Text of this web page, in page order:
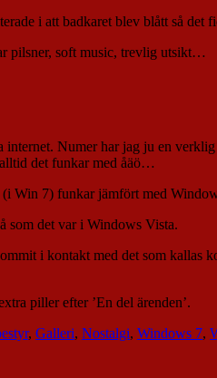
i att badkaret blev blått så
pilsner, soft music, trevlig utsikt…
Numer har jag ju en
det funkar med åäö…
Win 7) funkar jämfört med
som det var i Windows Vista.
i kontakt med det som kallas
piller efter ’En del ärenden’.
, Galleri, Nostalgi, Windows 7,